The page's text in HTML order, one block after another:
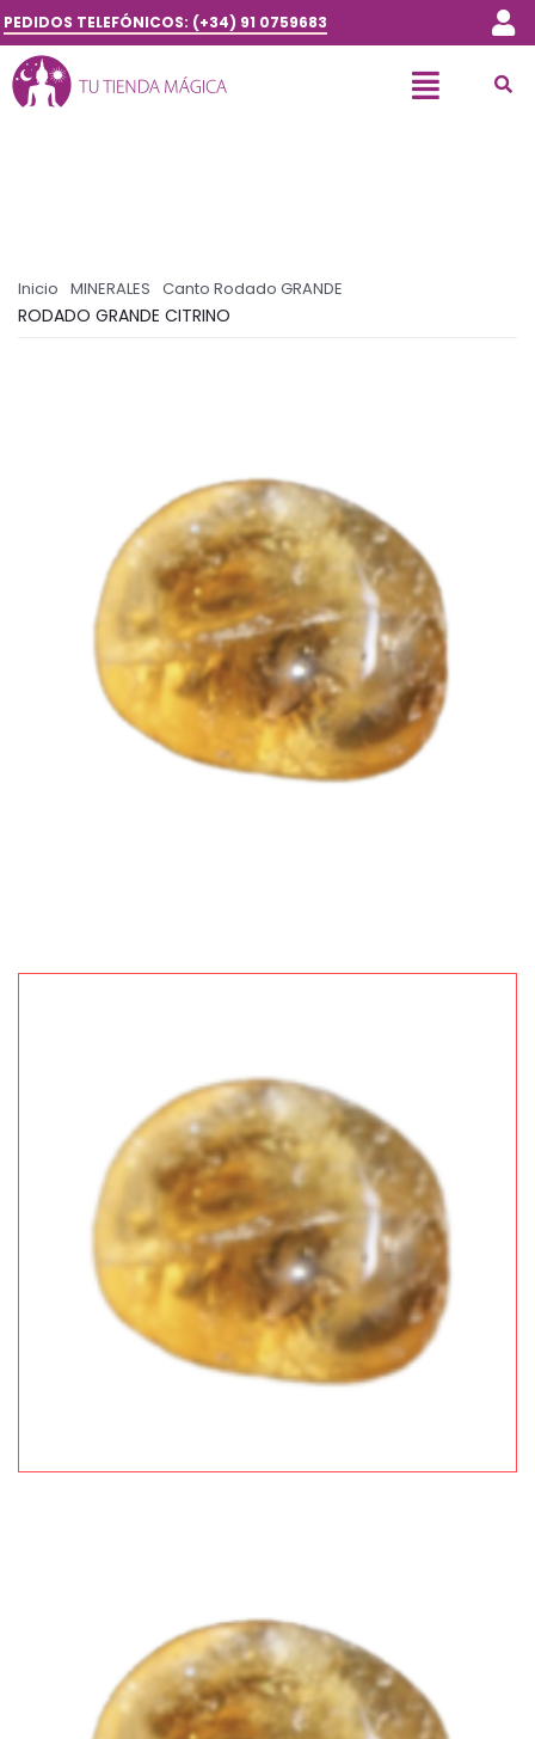
PEDIDOS TELEFÓNICOS: (+34) 91 0759683
Inicio MINERALES Canto Rodado GRANDE
RODADO GRANDE CITRINO